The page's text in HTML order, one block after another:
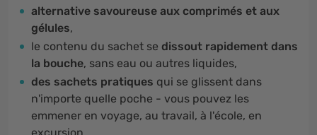
alternative savoureuse aux comprimés et aux
gélules,
le contenu du sachet se dissout rapidement dans
la bouche, sans eau ou autres liquides,
des sachets pratiques qui se glissent dans
n'importe quelle poche - vous pouvez les
emmener en voyage, au travail, à l'école, en